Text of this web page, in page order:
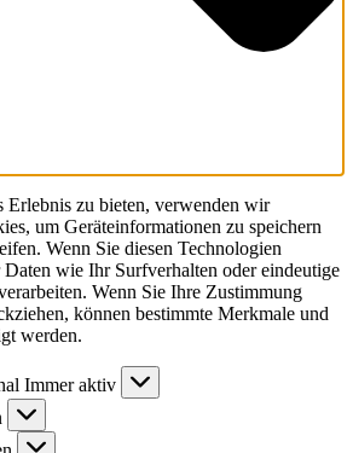
Erlebnis zu bieten, verwenden wir
um Geräteinformationen zu speichern
Wenn Sie diesen Technologien
wie Ihr Surfverhalten oder eindeutige
Wenn Sie Ihre Zustimmung
können bestimmte Merkmale und
werden.
Immer aktiv